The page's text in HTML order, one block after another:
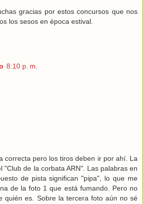
gracias por estos concursos que nos
los sesos en época estival.
8:10 p. m.
correcta pero los tiros deben ir por ahí. La
"Club de la corbata ARN". Las palabras en
de pista significan "pipa", lo que me
de la foto 1 que está fumando. Pero no
quién es. Sobre la tercera foto aún no sé